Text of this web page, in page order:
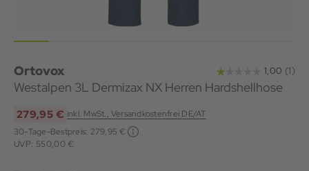
Ortovox
Westalpen 3L Dermizax NX Herren Hardshellhose
279,95 € inkl. MwSt., Versandkostenfrei DE/AT
30-Tage-Bestpreis: 279,95 €
UVP: 550,00 €